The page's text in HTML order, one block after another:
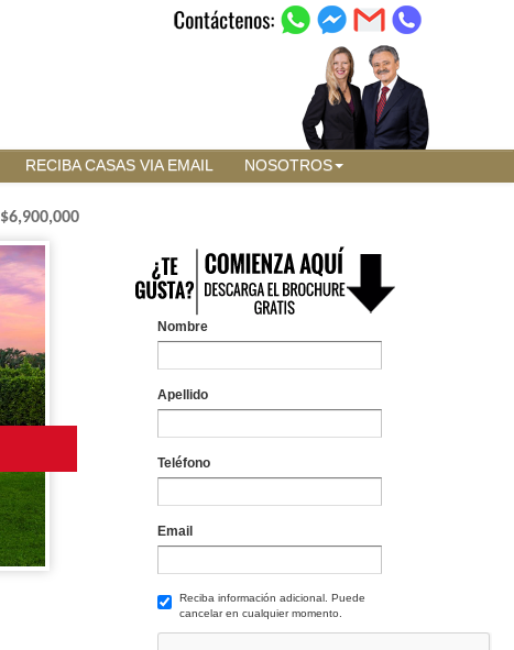
RECIBA CASAS VIA EMAIL NOSOTROS
$6,900,000
Nombre
Apellido
Teléfono
Email
Reciba información adicional. Puede
cancelar en cualquier momento.